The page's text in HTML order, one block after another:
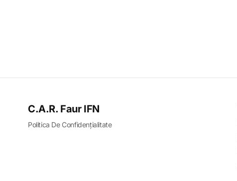
C.A.R. Faur IFN
Politica De Confidențialitate